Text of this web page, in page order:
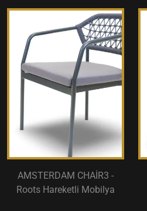
AMSTERDAM CHAİR3 -
Roots Hareketli Mobilya